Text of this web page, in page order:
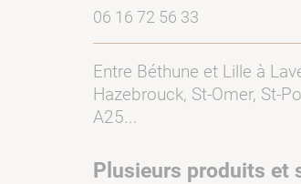
06 16 72 56 33
Entre Béthune et Lille à
Hazebrouck, St-Omer, St-
A25...
Plusieurs produits et